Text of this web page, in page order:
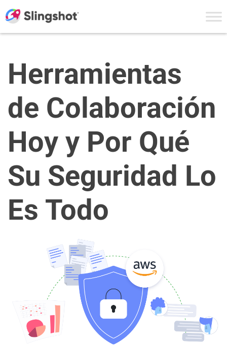
Herramientas
de Colaboración
Hoy y Por Qué
Su Seguridad Lo
Es Todo